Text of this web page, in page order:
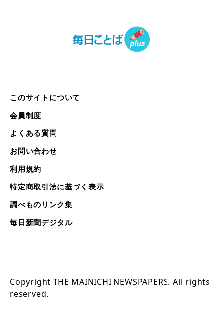
このサイトについて
会員制度
よくある質問
お問い合わせ
利用規約
特定商取引法に基づく表示
調べものリンク集
毎日新聞デジタル
Copyright THE MAINICHI NEWSPAPERS. All rights
reserved.